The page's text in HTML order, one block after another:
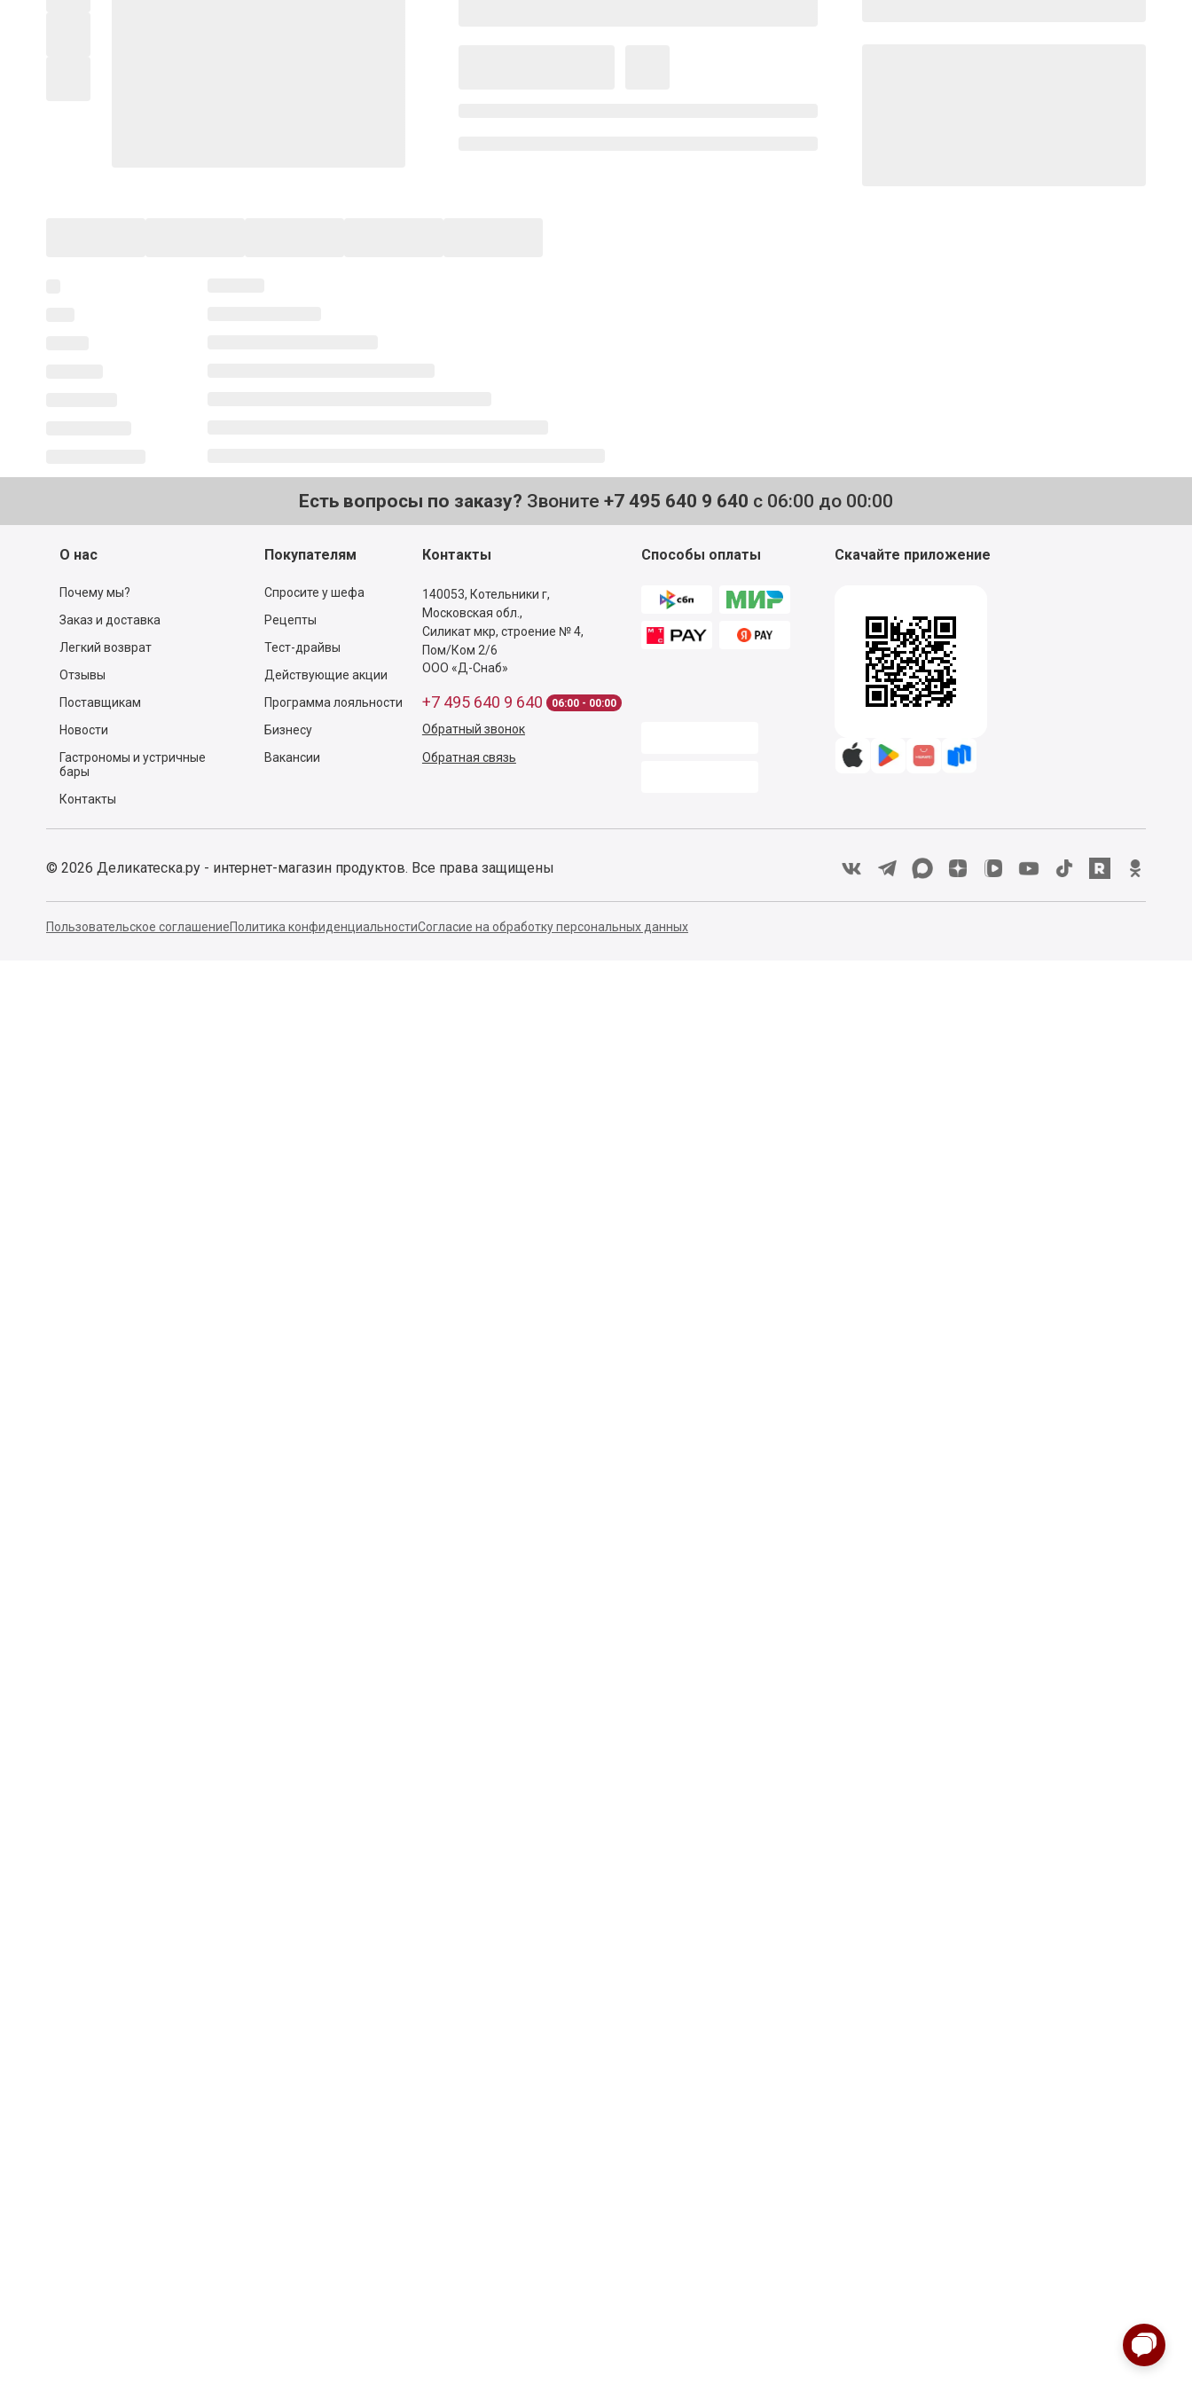
Есть вопросы по заказу? Звоните +7 495 640 9 640 с 06:00 до 00:00
О нас
Почему мы?
Заказ и доставка
Легкий возврат
Отзывы
Поставщикам
Новости
Гастрономы и устричные
бары
Контакты
Покупателям
Спросите у шефа
Рецепты
Тест-драйвы
Действующие акции
Программа лояльности
Бизнесу
Вакансии
Контакты
140053, Котельники г,
Московская обл.,
Силикат мкр, строение № 4,
Пом/Ком 2/6
ООО «Д-Снаб»
+7 495 640 9 640 06:00 - 00:00
Обратный звонок
Обратная связь
Способы оплаты Скачайте приложение
© 2026 Деликатеска.ру - интернет-магазин продуктов. Все права защищены
Пользовательское соглашениеПолитика конфиденциальностиСогласие на обработку персональных данных